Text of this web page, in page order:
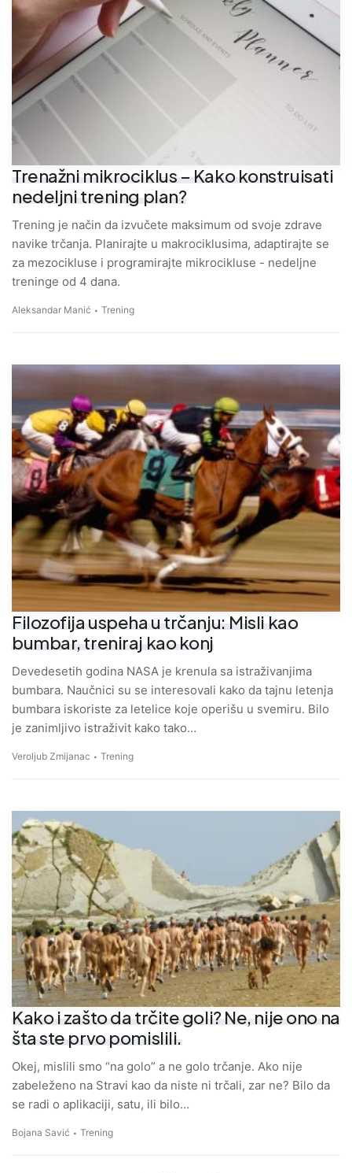
Trenažni mikrociklus – Kako konstruisati
nedeljni trening plan?
Trening je način da izvučete maksimum od svoje zdrave
navike trčanja. Planirajte u makrociklusima, adaptirajte se
za mezocikluse i programirajte mikrocikluse - nedeljne
treninge od 4 dana.
Aleksandar Manić Trening
Filozofija uspeha u trčanju: Misli kao
bumbar, treniraj kao konj
Devedesetih godina NASA je krenula sa istraživanjima
bumbara. Naučnici su se interesovali kako da tajnu letenja
bumbara iskoriste za letelice koje operišu u svemiru. Bilo
je zanimljivo istraživit kako tako…
Veroljub Zmijanac Trening
Kako i zašto da trčite goli? Ne, nije ono na
šta ste prvo pomislili.
Okej, mislili smo “na golo” a ne golo trčanje. Ako nije
zabeleženo na Stravi kao da niste ni trčali, zar ne? Bilo da
se radi o aplikaciji, satu, ili bilo…
Bojana Savić Trening